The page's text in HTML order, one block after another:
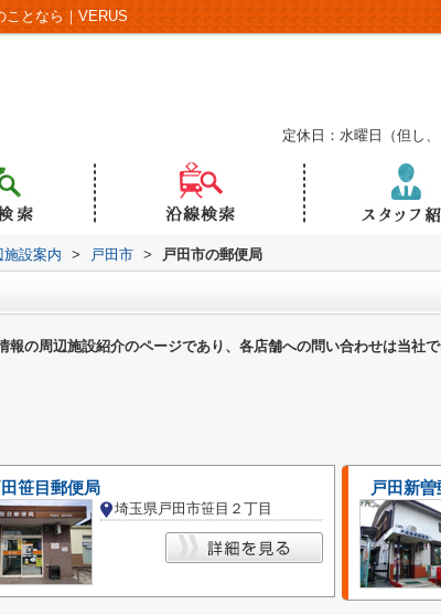
ことなら｜VERUS
定休日：水曜日（但し
施設案内 > 戸田市 > 戸田市の郵便局
報の周辺施設紹介のページであり、各店舗への問い合わせは当社で
田笹目郵便局
埼玉県戸田市笹目２丁目
戸田新